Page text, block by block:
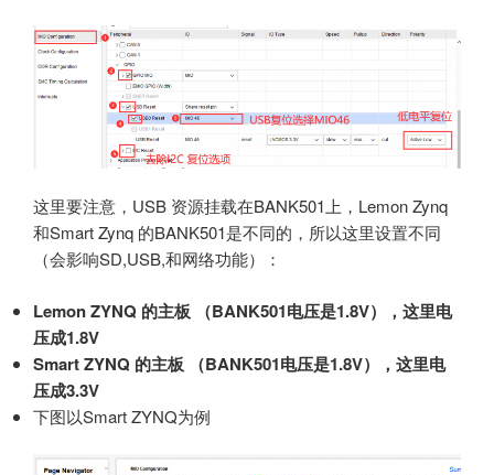
这里要注意，USB 资源挂载在BANK501上，Lemon Zynq
和Smart Zynq 的BANK501是不同的，所以这里设置不同
（会影响SD,USB,和网络功能）：
Lemon ZYNQ 的主板 （BANK501电压是1.8V），这里电
压成1.8V
Smart ZYNQ 的主板 （BANK501电压是1.8V），这里电
压成3.3V
下图以Smart ZYNQ为例